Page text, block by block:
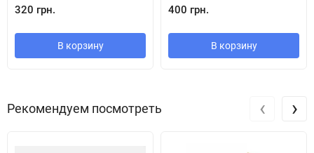
320 грн.
В корзину
400 грн.
В корзину
Рекомендуем посмотреть ‹ ›